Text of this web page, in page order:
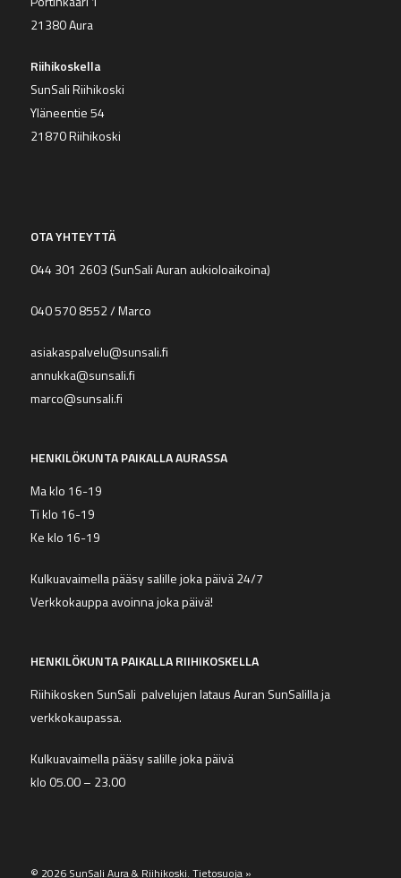
21380 Aura
Riihikoskella
SunSali Riihikoski
Yläneentie 54
21870 Riihikoski
OTA YHTEYTTÄ
044 301 2603 (SunSali Auran aukioloaikoina)
040 570 8552/ Marco
asiakaspalvelu@sunsali.fi
annukka@sunsali.fi
marco@sunsali.fi
HENKILÖKUNTA PAIKALLA AURASSA
Ma klo 16-19
Ti klo 16-19
Ke klo 16-19
Kulkuavaimella pääsy salille joka päivä 24/7
Verkkokauppa avoinna joka päivä!
HENKILÖKUNTA PAIKALLA RIIHIKOSKELLA
Riihikosken SunSali palvelujen lataus Auran SunSalilla ja
verkkokaupassa.
Kulkuavaimella pääsy salille joka päivä
klo 05.00 – 23.00
© 2026 SunSali Aura & Riihikoski. Tietosuoja »